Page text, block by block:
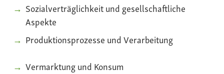
Sozialverträglichkeit und gesellschaftliche
Aspekte
Produktionsprozesse und Verarbeitung
Vermarktung und Konsum